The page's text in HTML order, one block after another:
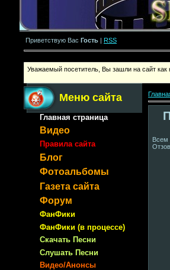
Приветствую Вас Гость | RSS
Уважаемый посетитель, Вы зашли на сайт как
Меню сайта
Главная страница
Видео
Правила сайта
Блог
Фотоальбомы
Газета сайта
Форум
ФанФики
ФанФики (в процессе)
Скачать Песни
Слушать Песни
Видео/Анонсы
Всем